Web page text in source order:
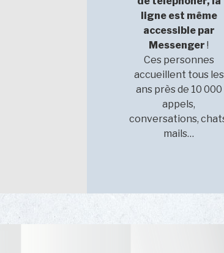
ligne est même
accessible par
Messenger !
Ces personnes
accueillent tous les
ans près de 10 000
appels,
conversations,
mails…